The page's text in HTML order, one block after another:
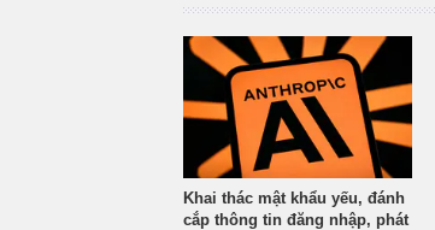
Khai thác mật khẩu yếu, đánh
cắp thông tin đăng nhập, phát